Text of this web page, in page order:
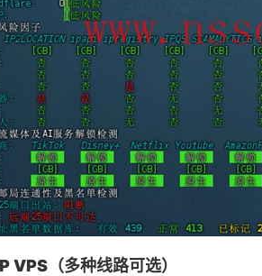
VPS （多种线路可选）